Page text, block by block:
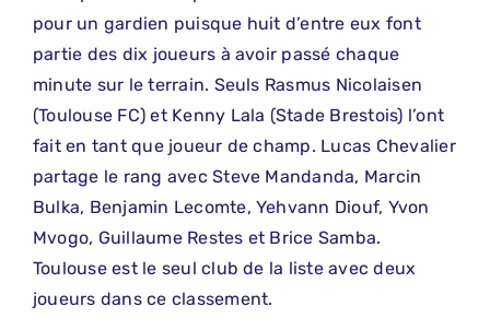
pour un gardien puisque huit d’entre eux font
partie des dix joueurs à avoir passé chaque
minute sur le terrain. Seuls Rasmus Nicolaisen
(Toulouse FC) et Kenny Lala (Stade Brestois) l’ont
fait en tant que joueur de champ. Lucas Chevalier
partage le rang avec Steve Mandanda, Marcin
Bulka, Benjamin Lecomte, Yehvann Diouf, Yvon
Mvogo, Guillaume Restes et Brice Samba.
Toulouse est le seul club de la liste avec deux
joueurs dans ce classement.